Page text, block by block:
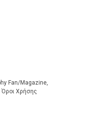
Fan/Magazine,
Όροι Χρήσης